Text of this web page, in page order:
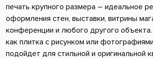
печать крупного размера – идеальное
оформления стен, выставки, витрины
конференции и любого другого
как плитка с рисунком или
подойдет для стильной и оригинальной